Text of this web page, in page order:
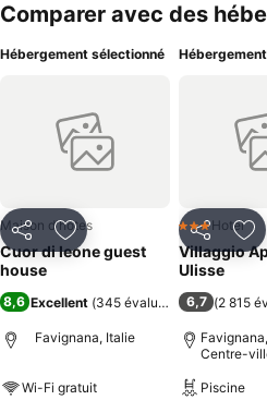
Comparer avec des
Hébergement sélectionné
PartagerAjouter à mes favoris
Maison d'hôtes
Cuor di leone guest
house
8,6 Excellent (345 évaluations)
Favignana, Italie
Wi-Fi gratuit
Partager
3 ÉtoilesHotel
Villaggio
Ulisse
6,7 (2 815
Centre-
Piscine